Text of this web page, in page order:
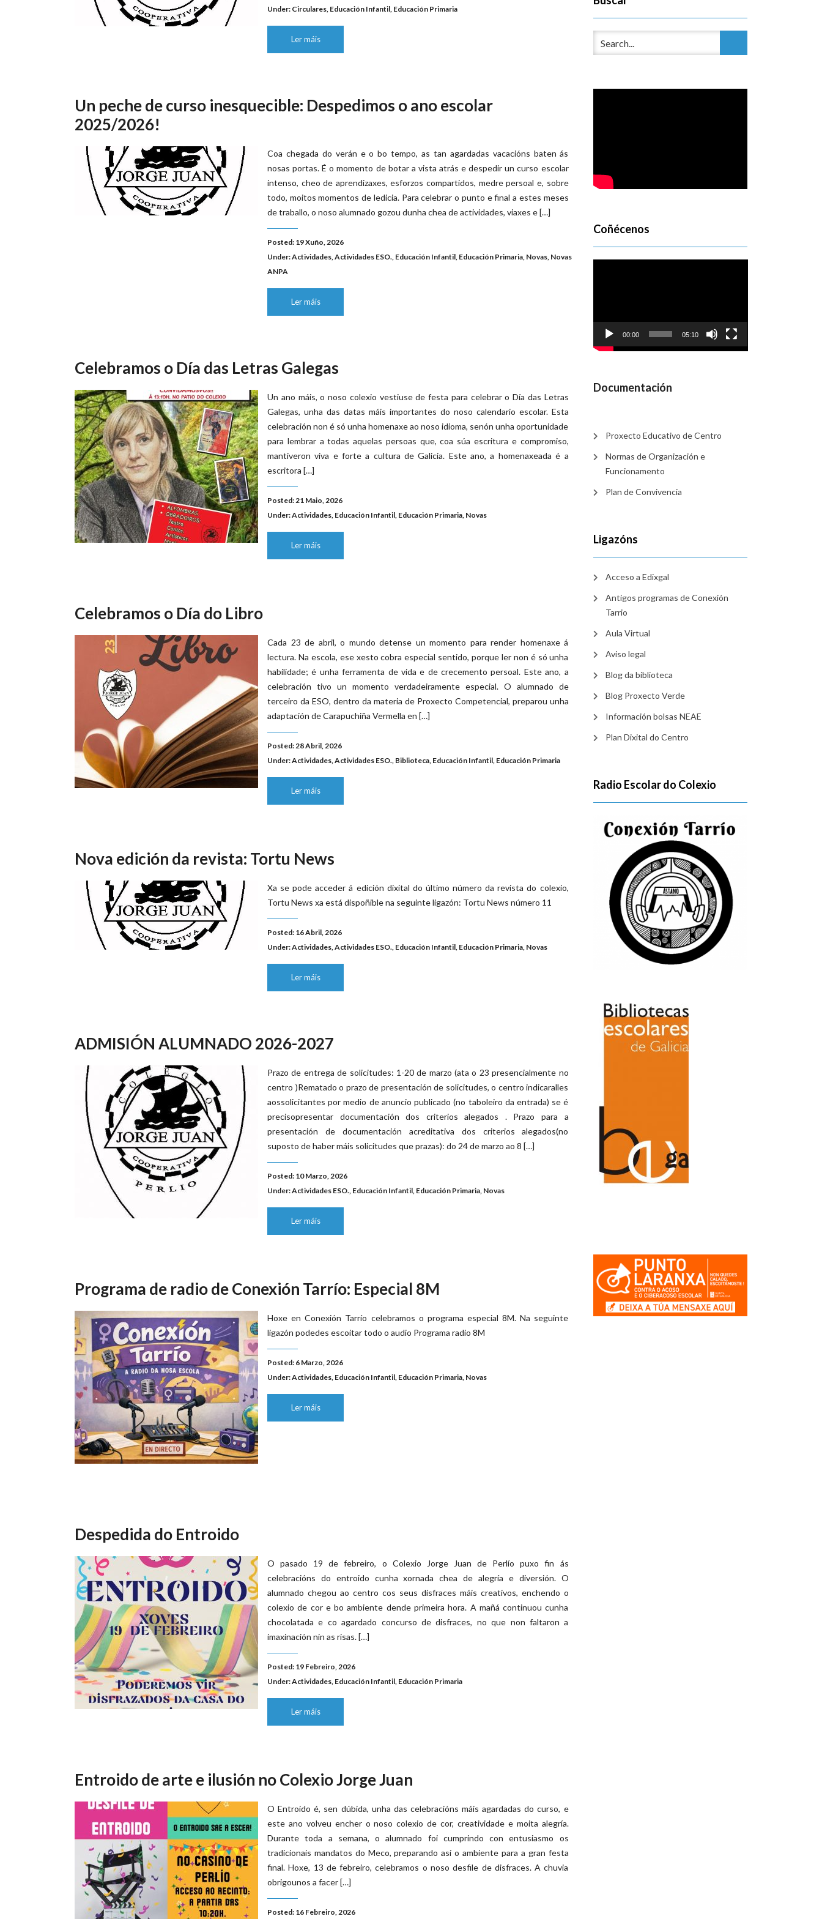
Under: Circulares, Educación Infantil, Educación Primaria
Ler máis
Un peche de curso inesquecible: Despedimos o ano escolar
2025/2026!
Coa chegada do verán e o bo tempo, as tan agardadas vacacións baten ás
nosas portas. É o momento de botar a vista atrás e despedir un curso escolar
intenso, cheo de aprendizaxes, esforzos compartidos, medre persoal e, sobre
todo, moitos momentos de ledicia. Para celebrar o punto e final a estes meses
de traballo, o noso alumnado gozou dunha chea de actividades, viaxes e […]
Posted: 19 Xuño, 2026
Under:Actividades,Actividades ESO., Educación Infantil, Educación Primaria, Novas, Novas
ANPA
Ler máis
Celebramos o Día das Letras Galegas
Un ano máis, o noso colexio vestiuse de festa para celebrar o Día das Letras
Galegas, unha das datas máis importantes do noso calendario escolar. Esta
celebración non é só unha homenaxe ao noso idioma, senón unha oportunidade
para lembrar a todas aquelas persoas que, coa súa escritura e compromiso,
mantiveron viva e forte a cultura de Galicia. Este ano, a homenaxeada é a
escritora […]
Posted: 21 Maio, 2026
Under:Actividades, Educación Infantil, Educación Primaria, Novas
Ler máis
Celebramos o Día do Libro
Cada 23 de abril, o mundo detense un momento para render homenaxe á
lectura. Na escola, ese xesto cobra especial sentido, porque ler non é só unha
habilidade; é unha ferramenta de vida e de crecemento persoal. Este ano, a
celebración tivo un momento verdadeiramente especial. O alumnado de
terceiro da ESO, dentro da materia de Proxecto Competencial, preparou unha
adaptación de Carapuchiña Vermella en […]
Posted: 28 Abril, 2026
Under:Actividades,Actividades ESO., Biblioteca, Educación Infantil, Educación Primaria
Ler máis
Nova edición da revista: Tortu News
Xa se pode acceder á edición dixital do último número da revista do colexio,
Tortu News xa está dispoñible na seguinte ligazón: Tortu News número 11
Posted: 16 Abril, 2026
Under:Actividades,Actividades ESO., Educación Infantil, Educación Primaria, Novas
Ler máis
ADMISIÓN ALUMNADO 2026-2027
Prazo de entrega de solicitudes: 1-20 de marzo (ata o 23 presencialmente no
centro )Rematado o prazo de presentación de solicitudes, o centro indicaralles
aossolicitantes por medio de anuncio publicado (no taboleiro da entrada) se é
precisopresentar documentación dos criterios alegados . Prazo para a
presentación de documentación acreditativa dos criterios alegados(no
suposto de haber máis solicitudes que prazas): do 24 de marzo ao 8 […]
Posted: 10 Marzo, 2026
Under:Actividades ESO., Educación Infantil, Educación Primaria, Novas
Ler máis
Programa de radio de Conexión Tarrío: Especial 8M
Hoxe en Conexión Tarrío celebramos o programa especial 8M. Na seguinte
ligazón podedes escoitar todo o audio Programa radio 8M
Posted: 6 Marzo, 2026
Under:Actividades, Educación Infantil, Educación Primaria, Novas
Ler máis
Despedida do Entroido
O pasado 19 de febreiro, o Colexio Jorge Juan de Perlío puxo fin ás
celebracións do entroido cunha xornada chea de alegría e diversión. O
alumnado chegou ao centro cos seus disfraces máis creativos, enchendo o
colexio de cor e bo ambiente dende primeira hora. A mañá continuou cunha
chocolatada e co agardado concurso de disfraces, no que non faltaron a
imaxinación nin as risas. […]
Posted: 19 Febreiro, 2026
Under:Actividades, Educación Infantil, Educación Primaria
Ler máis
Entroido de arte e ilusión no Colexio Jorge Juan
O Entroido é, sen dúbida, unha das celebracións máis agardadas do curso, e
este ano volveu encher o noso colexio de cor, creatividade e moita alegría.
Durante toda a semana, o alumnado foi cumprindo con entusiasmo os
tradicionais mandatos do Meco, preparando así o ambiente para a gran festa
final. Hoxe, 13 de febreiro, celebramos o noso desfile de disfraces. A chuvia
obrigounos a facer […]
Posted: 16 Febreiro, 2026
Coñécenos
00:00 05:10
Documentación
Proxecto Educativo de Centro
Normas de Organización e
Funcionamento
Plan de Convivencia
Ligazóns
Acceso a Edixgal
Antigos programas de Conexión
Tarrio
Aula Virtual
Aviso legal
Blog da biblioteca
Blog Proxecto Verde
Información bolsas NEAE
Plan Dixital do Centro
Radio Escolar do Colexio